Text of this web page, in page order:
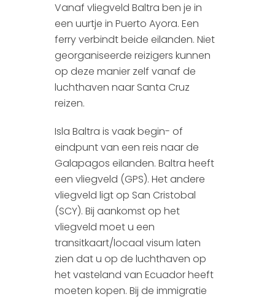
Vanaf vliegveld Baltra ben je in
een uurtje in Puerto Ayora. Een
ferry verbindt beide eilanden. Niet
georganiseerde reizigers kunnen
op deze manier zelf vanaf de
luchthaven naar Santa Cruz
reizen.
Isla Baltra is vaak begin- of
eindpunt van een reis naar de
Galapagos eilanden. Baltra heeft
een vliegveld (GPS). Het andere
vliegveld ligt op San Cristobal
(SCY). Bij aankomst op het
vliegveld moet u een
transitkaart/locaal visum laten
zien dat u op de luchthaven op
het vasteland van Ecuador heeft
moeten kopen. Bij de immigratie